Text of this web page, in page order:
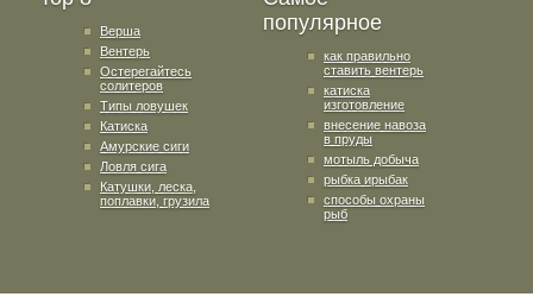
Верша
Вентерь
Остерегайтесь
солитеров
Типы ловушек
Катиска
Амурские сиги
Ловля сига
Катушки, леска,
поплавки, грузила
популярное
как правильно
ставить вентерь
катиска
изготовление
внесение навоза
в пруды
мотыль добыча
рыбка ирыбак
способы охраны
рыб